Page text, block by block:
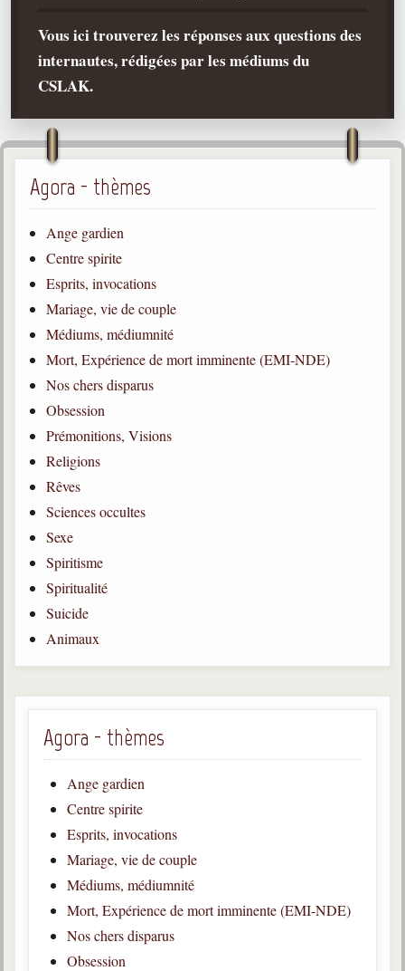
La doctrine Spirite
Qu'est-ce que c'est ?
Les bases du spiritisme
Historique
Philosophie
La doctrine d'Allan Kardec
But des manifestations spirites
Esprits
Médiums
Les hommes
Les fondateurs
1804-1869
1846-1927
1857-1926
1910-2002
1927-2025
Bibliothèque
Documents
Bulletins "Le Spiritisme"
Journal trimestriel
Newsletters
trimestrielles
Citations
Vous ici trouverez les réponses aux questions des
internautes, rédigées par les médiums du
CSLAK.
Agora - thèmes
Ange gardien
Centre spirite
Esprits, invocations
Mariage, vie de couple
Médiums, médiumnité
Mort, Expérience de mort imminente (EMI-NDE)
Nos chers disparus
Obsession
Prémonitions, Visions
Religions
Rêves
Sciences occultes
Sexe
Spiritisme
Spiritualité
Suicide
Animaux
Agora - thèmes
Ange gardien
Centre spirite
Esprits, invocations
Mariage, vie de couple
Médiums, médiumnité
Mort, Expérience de mort imminente (EMI-NDE)
Nos chers disparus
Obsession